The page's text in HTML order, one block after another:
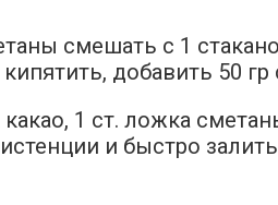
смешать с 1
добавить 50
1 ст. ложка
и быстро залить